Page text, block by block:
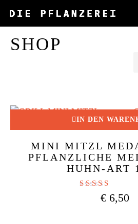
content
SHOP
IN DEN
MINI MITZL
PFLANZLICHE
HUHN-ART
Bewertet
4.83€ 6,50